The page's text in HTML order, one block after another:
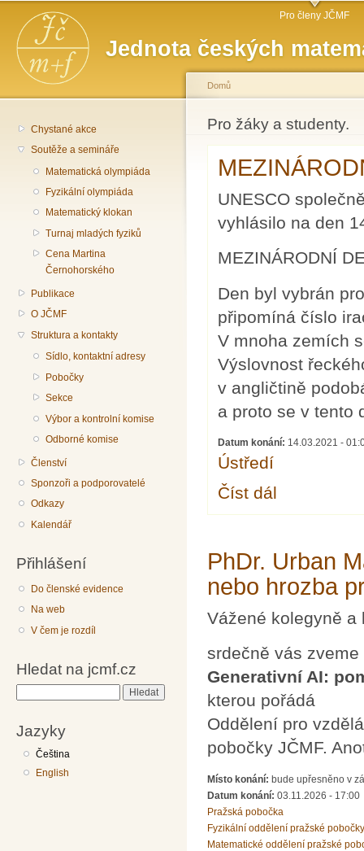
Jednota českých
Hlavní menu Pro členy JČMF
Chystané akce
Soutěže a semináře
Matematická olympiáda
Fyzikální olympiáda
Matematický klokan
Turnaj mladých fyziků
Cena Martina
Černohorského
Publikace
O JČMF
Struktura a kontakty
Sídlo, kontaktní adresy
Pobočky
Sekce
Výbor a kontrolní komise
Odborné komise
Členství
Sponzoři a podporovatelé
Odkazy
Kalendář
Přihlášení
Do členské evidence
Na web
V čem je rozdíl
Hledat na jcmf.cz
Jazyky
Čeština
English
Jste zde
Domů
Pro žáky a studenty.
UNESCO
vyhlásilo na den
MEZINÁRODNÍ
Den byl vybrán
připomíná číslo
V mnoha zemích
Výslovnost
v angličtině
a proto se v tento
Datum konání: 14.03.2021 -
Ústředí
Číst dál
PhDr. Urban
nebo hrozba
Vážené kolegyně a
srdečně vás
Generativní AI:
kterou pořádá
Oddělení pro
pobočky JČMF.
Místo konání: bude upřesněno v
Datum konání: 03.11.2026 - 17:00
Pražská pobočka
Fyzikální oddělení pražské pobočky
Matematické oddělení pražské